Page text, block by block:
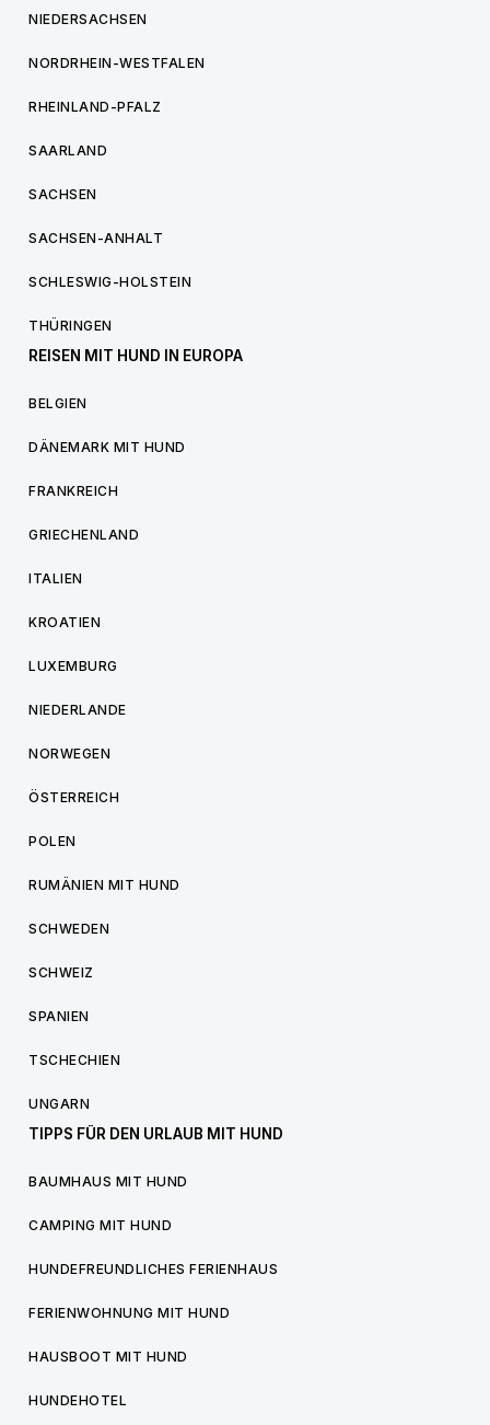
NIEDERSACHSEN
NORDRHEIN-WESTFALEN
RHEINLAND-PFALZ
SAARLAND
SACHSEN
SACHSEN-ANHALT
SCHLESWIG-HOLSTEIN
THÜRINGEN
REISEN MIT HUND IN EUROPA
BELGIEN
DÄNEMARK MIT HUND
FRANKREICH
GRIECHENLAND
ITALIEN
KROATIEN
LUXEMBURG
NIEDERLANDE
NORWEGEN
ÖSTERREICH
POLEN
RUMÄNIEN MIT HUND
SCHWEDEN
SCHWEIZ
SPANIEN
TSCHECHIEN
UNGARN
TIPPS FÜR DEN URLAUB MIT HUND
BAUMHAUS MIT HUND
CAMPING MIT HUND
HUNDEFREUNDLICHES FERIENHAUS
FERIENWOHNUNG MIT HUND
HAUSBOOT MIT HUND
HUNDEHOTEL